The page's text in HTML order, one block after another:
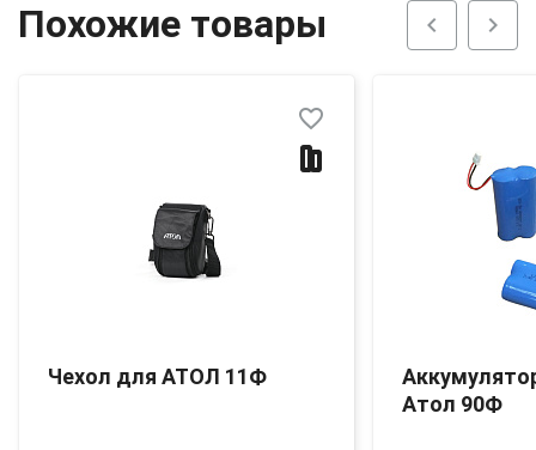
Похожие товары chevron_left chevron_right
Чехол для АТОЛ 11Ф
favorite_border
Атол 90Ф